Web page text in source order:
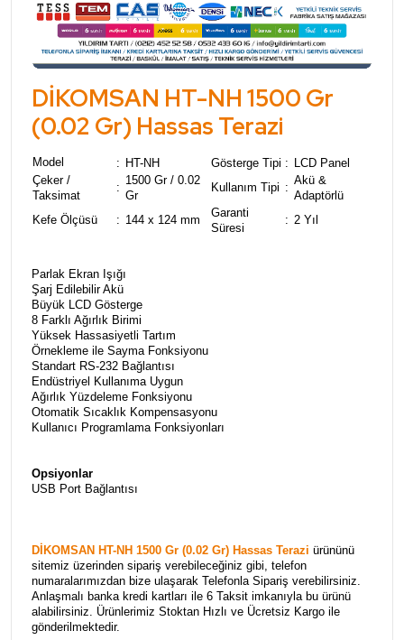
DİKOMSAN HT-NH 1500 Gr
(0.02 Gr) Hassas Terazi
Model : HT-NH Gösterge Tipi :
LCD Panel
Çeker /
Taksimat
:
1500 Gr / 0.02
Gr
Kullanım Tipi :
Akü &
Adaptörlü
Kefe Ölçüsü
: 144 x 124 mm
Garanti
Süresi
: 2 Yıl
Parlak Ekran Işığı
Şarj Edilebilir Akü
Büyük LCD Gösterge
8 Farklı Ağırlık Birimi
Yüksek Hassasiyetli Tartım
Örnekleme ile Sayma Fonksiyonu
Standart RS-232 Bağlantısı
Endüstriyel Kullanıma Uygun
Ağırlık Yüzdeleme Fonksiyonu
Otomatik Sıcaklık Kompensasyonu
Kullanıcı Programlama Fonksiyonları
Opsiyonlar
USB Port Bağlantısı
DİKOMSAN HT-NH 1500 Gr (0.02 Gr) Hassas Terazi ürününü
sitemiz üzerinden sipariş verebileceğiniz gibi, telefon
numaralarımızdan bize ulaşarak Telefonla Sipariş verebilirsiniz.
Anlaşmalı banka kredi kartları ile 6 Taksit imkanıyla bu ürünü
alabilirsiniz. Ürünlerimiz Stoktan Hızlı ve Ücretsiz Kargo ile
gönderilmektedir.